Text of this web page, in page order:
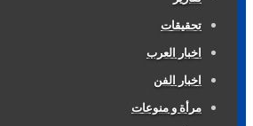
تحقيقات
اخبار العرب
اخبار الفن
مرأة و منوعات